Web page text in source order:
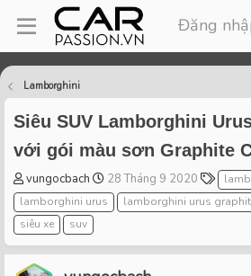
Đăng
Lamborghini
Siêu SUV Lamborghini
với gói màu sơn Graphite
T
h
r
e
a
d
vungocbach
S
t
a
t
28 Tháng 9 2020
T
a
g
lamborghini urus
lamborghini urus
siêu xe
suv